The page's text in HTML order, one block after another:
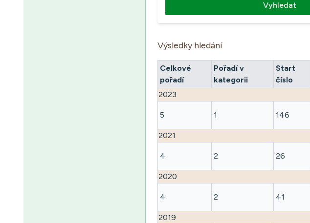
Vyhledat
Výsledky hledání
Celkové
pořadí
Pořadí v
kategorii
Start
číslo
2023
5 1 146
2021
4 2 26
2020
4 2 41
2019